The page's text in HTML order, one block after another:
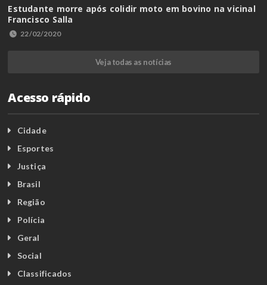
Estudante morre após colidir moto em bovino na vicinal
Francisco Salla
22/02/2020
Veja todas as notícias
Acesso rápido
Cidade
Esportes
Justiça
Brasil
Região
Polícia
Geral
Social
Classificados